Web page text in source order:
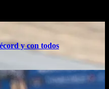
y con todos